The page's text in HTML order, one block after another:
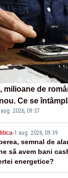
milioane de
Ce se
produs
2026, 09:37
-1 aug. 2026, 09:39
semnal de
să avem bani
energetice?